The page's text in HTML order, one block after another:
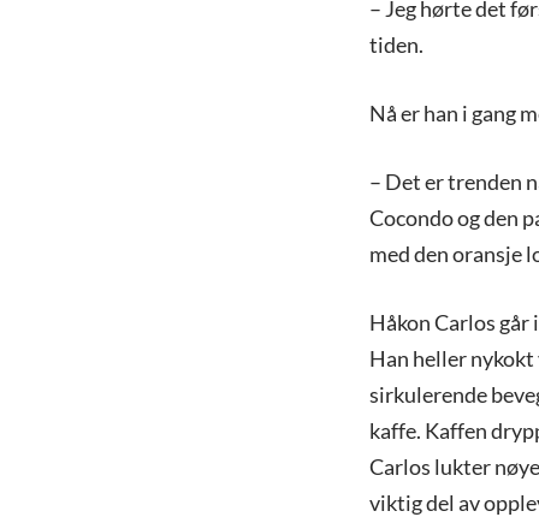
– Jeg hørte det
tiden.
Nå er han i gang
– Det er trenden
Cocondo og den
med den oransje
Håkon Carlos går
Han heller
sirkulerende
kaffe. Kaffen
Carlos lukter
viktig del av